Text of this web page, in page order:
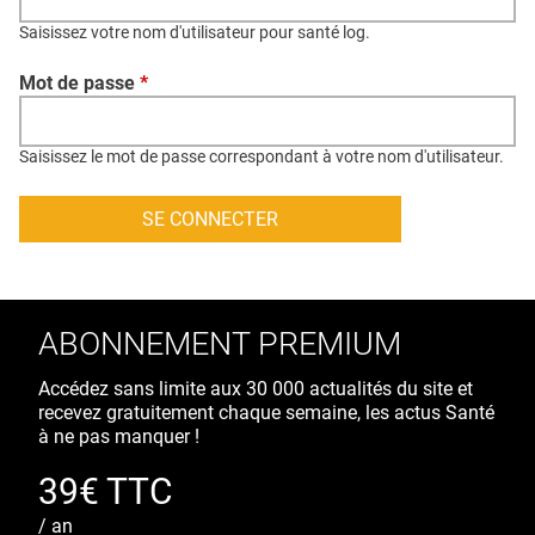
CONTACT
CRÉDITS
Saisissez votre nom d'utilisateur pour santé log.
Mot de passe *
Saisissez le mot de passe correspondant à votre nom d'utilisateur.
ABONNEMENT PREMIUM
Accédez sans limite aux 30 000 actualités du site et
recevez gratuitement chaque semaine, les actus Santé
à ne pas manquer !
39€ TTC
/ an